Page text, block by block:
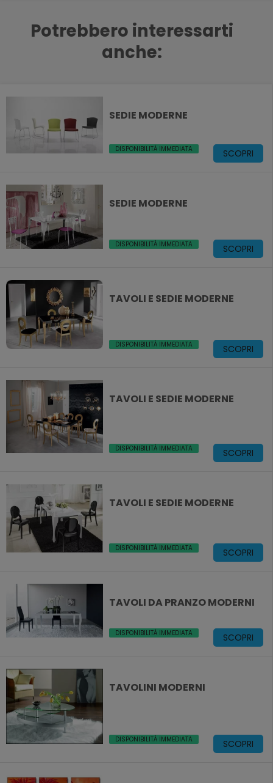
Potrebbero interessarti
anche:
SEDIE MODERNE
DISPONIBILITÀ IMMEDIATA SCOPRI
SEDIE MODERNE
DISPONIBILITÀ IMMEDIATA SCOPRI
TAVOLI E SEDIE MODERNE
DISPONIBILITÀ IMMEDIATA SCOPRI
TAVOLI E SEDIE MODERNE
DISPONIBILITÀ IMMEDIATA SCOPRI
TAVOLI E SEDIE MODERNE
DISPONIBILITÀ IMMEDIATA SCOPRI
TAVOLI DA PRANZO MODERNI
DISPONIBILITÀ IMMEDIATA SCOPRI
TAVOLINI MODERNI
DISPONIBILITÀ IMMEDIATA SCOPRI